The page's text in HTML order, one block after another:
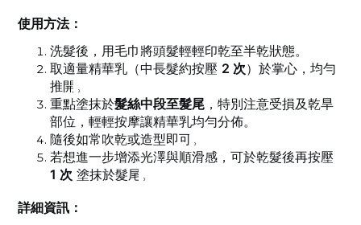
使用方法：
洗髮後，用毛巾將頭髮輕輕印乾至半乾狀態。
取適量精華乳（中長髮約按壓 2 次）於掌心，均勻
推開 。
重點塗抹於髮絲中段至髮尾 ，特別注意受損及乾旱
部位，輕輕按摩讓精華乳均勻分佈。
隨後如常吹乾或造型即可 。
若想進一步增添光澤與順滑感，可於乾髮後再按壓
1 次 塗抹於髮尾 。
詳細資訊：